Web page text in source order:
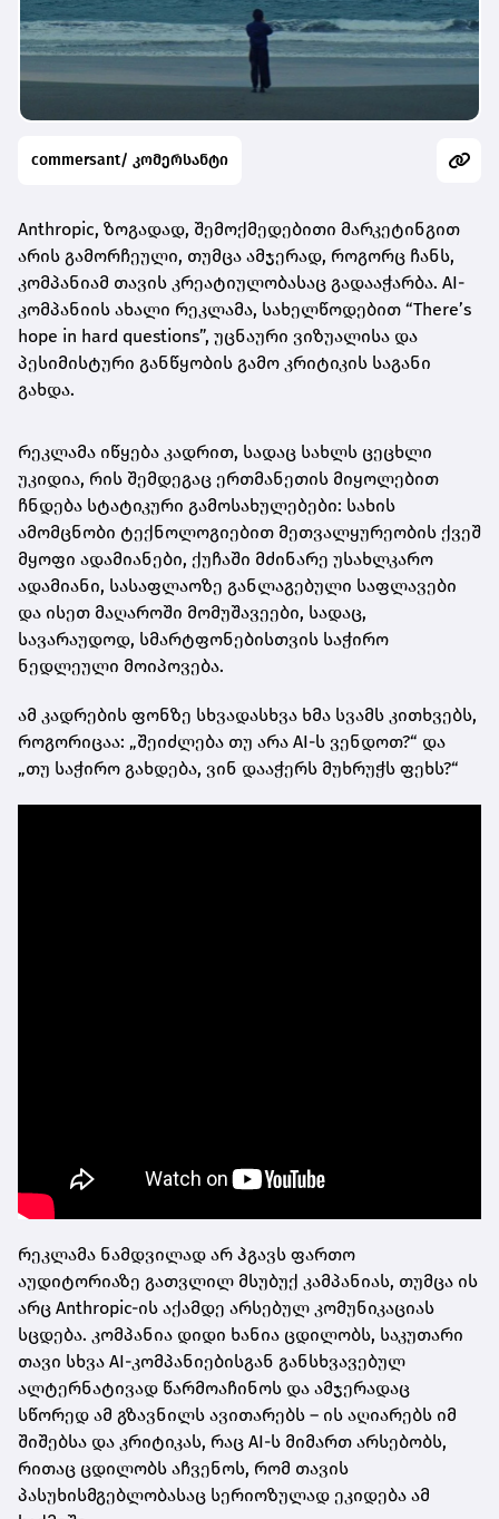
commersant/ კომერსანტი
Anthropic, ზოგადად, შემოქმედებითი მარკეტინგით
არის გამორჩეული, თუმცა ამჯერად, როგორც ჩანს,
კომპანიამ თავის კრეატიულობასაც გადააჭარბა. AI-
კომპანიის ახალი რეკლამა, სახელწოდებით “There’s
hope in hard questions”, უცნაური ვიზუალისა და
პესიმისტური განწყობის გამო კრიტიკის საგანი
გახდა.
რეკლამა იწყება კადრით, სადაც სახლს ცეცხლი
უკიდია, რის შემდეგაც ერთმანეთის მიყოლებით
ჩნდება სტატიკური გამოსახულებები: სახის
ამომცნობი ტექნოლოგიებით მეთვალყურეობის ქვეშ
მყოფი ადამიანები, ქუჩაში მძინარე უსახლკარო
ადამიანი, სასაფლაოზე განლაგებული საფლავები
და ისეთ მაღაროში მომუშავეები, სადაც,
სავარაუდოდ, სმარტფონებისთვის საჭირო
ნედლეული მოიპოვება.
ამ კადრების ფონზე სხვადასხვა ხმა სვამს კითხვებს,
როგორიცაა: „შეიძლება თუ არა AI-ს ვენდოთ?“ და
„თუ საჭირო გახდება, ვინ დააჭერს მუხრუჭს ფეხს?“
რეკლამა ნამდვილად არ ჰგავს ფართო
აუდიტორიაზე გათვლილ მსუბუქ კამპანიას, თუმცა ის
არც Anthropic-ის აქამდე არსებულ კომუნიკაციას
სცდება. კომპანია დიდი ხანია ცდილობს, საკუთარი
თავი სხვა AI-კომპანიებისგან განსხვავებულ
ალტერნატივად წარმოაჩინოს და ამჯერადაც
სწორედ ამ გზავნილს ავითარებს – ის აღიარებს იმ
შიშებსა და კრიტიკას, რაც AI-ს მიმართ არსებობს,
რითაც ცდილობს აჩვენოს, რომ თავის
პასუხისმგებლობასაც სერიოზულად ეკიდება ამ